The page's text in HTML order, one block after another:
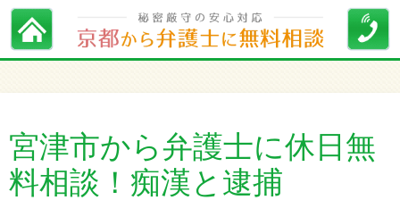
宮津市から弁護士に休日無
料相談！痴漢と逮捕